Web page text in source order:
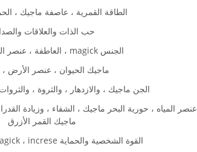
الطاقة القمرية ، عاصفة ماجيك ،
حب الذات والعلاقات
العاطفة ، عنصر النار ، والحب ، magick الجنس
ماجيك الحيوان ، عنصر الأرض ،
الجن ماجيك ، والازدهار ، والثروة ،
عنصر المياه ، حورية البحر ماجيك ، الشفاء ، وزيادة
ماجيك القمر الأزرق
عنصر Soirit ، magick ، ​​increse القوة الشخصية والحماية